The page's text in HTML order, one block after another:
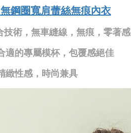
無鋼圈寬肩蕾絲無痕內衣
術，無車縫線，無痕，零著感
適的專屬模杯，包覆感絕佳
緻性感，時尚兼具